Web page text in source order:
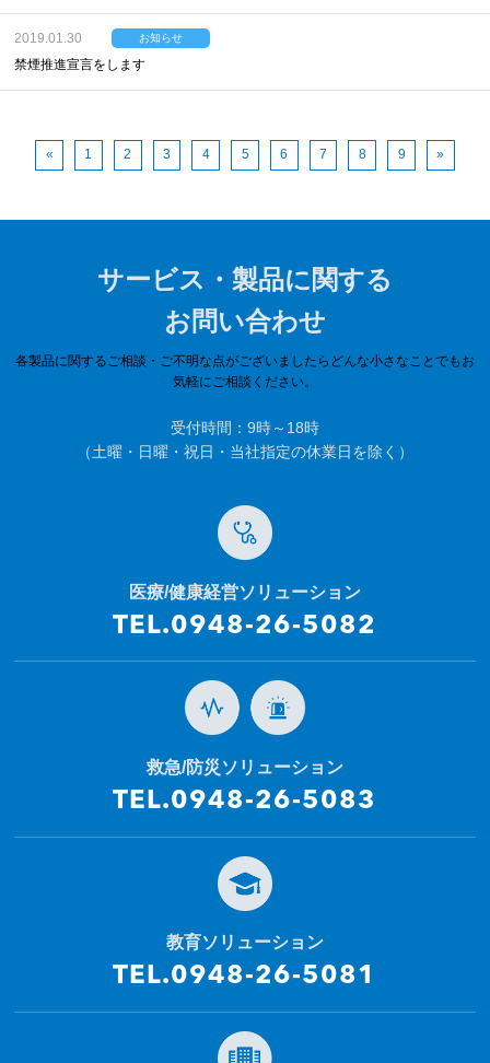
2019.01.30 お知らせ
禁煙推進宣言をします
« 1 2 3 4 5 6 7 8 9 »
サービス・製品に関する
お問い合わせ
各製品に関するご相談・ご不明な点がございましたらどんな小さなことでもお
気軽にご相談ください。
受付時間：9時～18時
（土曜・日曜・祝日・当社指定の休業日を除く）
医療/健康経営ソリューション
TEL.0948-26-5082
救急/防災ソリューション
TEL.0948-26-5083
教育ソリューション
TEL.0948-26-5081